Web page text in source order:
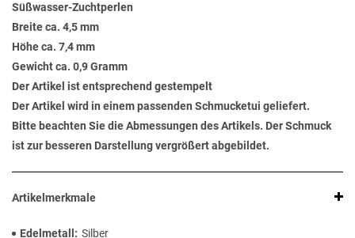
Süßwasser-Zuchtperlen
Breite ca. 4,5 mm
Höhe ca. 7,4 mm
Gewicht ca. 0,9 Gramm
Der Artikel ist entsprechend gestempelt
Der Artikel wird in einem passenden Schmucketui geliefert.
Bitte beachten Sie die Abmessungen des Artikels. Der Schmuck
ist zur besseren Darstellung vergrößert abgebildet.
Artikelmerkmale
Edelmetall
Silber